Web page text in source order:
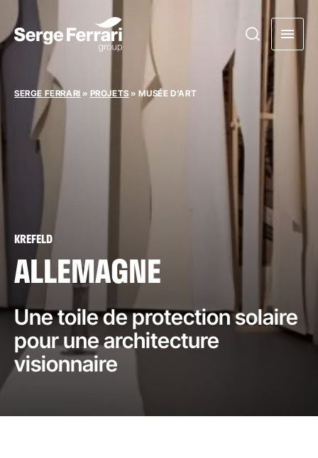
SERGE FERRARI » PROJETS » MUSÉE D’ART
KREFELD
ALLEMAGNE
Une toile de protection solaire
pour une architecture
visionnaire